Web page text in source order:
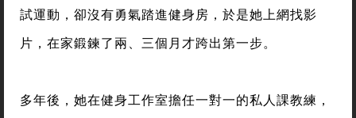
試運動，卻沒有勇氣踏進健身房，於是她上網找影
片，在家鍛鍊了兩、三個月才跨出第一步。
多年後，她在健身工作室擔任一對一的私人課教練，